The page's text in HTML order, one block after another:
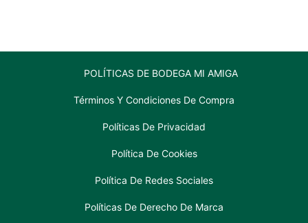
POLÍTICAS DE BODEGA MI AMIGA
Términos Y Condiciones De Compra
Políticas De Privacidad
Política De Cookies
Política De Redes Sociales
Políticas De Derecho De Marca